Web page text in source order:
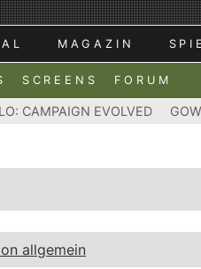
MAGAZIN
SCREENS FORUM
CAMPAIGN EVOLVED
allgemein